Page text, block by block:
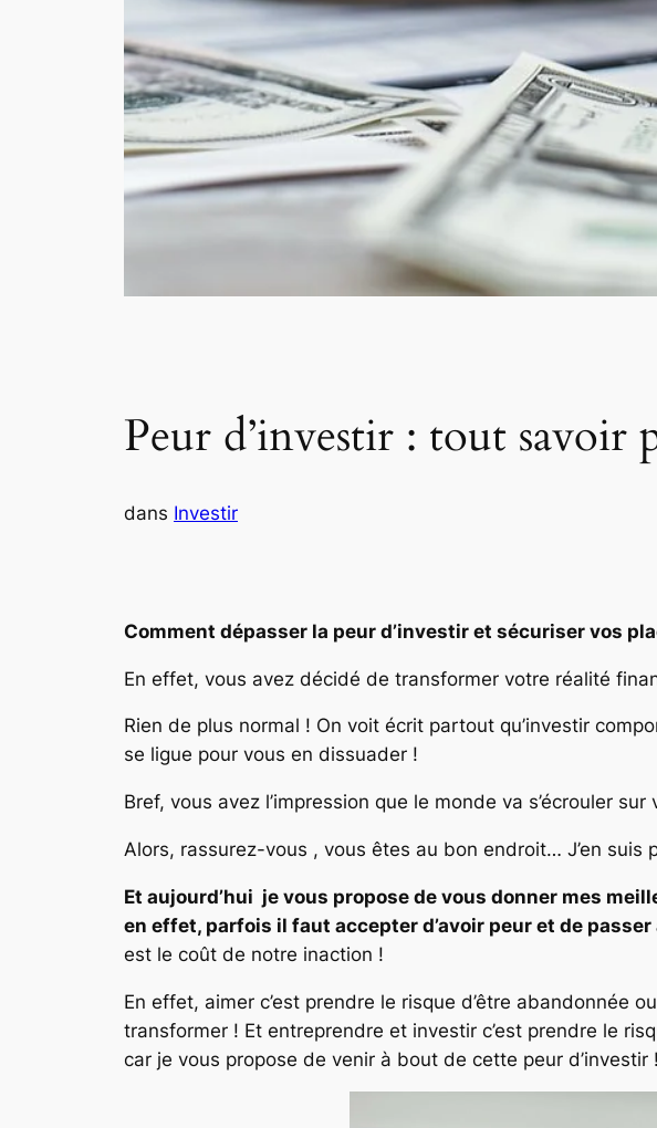
Peur d’investir : tout savoir
dans Investir
Comment dépasser la peur d’investir et sécuriser vos
En effet, vous avez décidé de transformer votre réalité
Rien de plus normal ! On voit écrit partout qu’investir
se ligue pour vous en dissuader !
Bref, vous avez l’impression que le monde va s’écrouler sur
Alors, rassurez-vous , vous êtes au bon endroit… J’en suis
Et aujourd’hui je vous propose de vous donner mes
en effet, parfois il faut accepter d’avoir peur et de passer
est le coût de notre inaction !
En effet, aimer c’est prendre le risque d’être abandonnée
transformer ! Et entreprendre et investir c’est prendre le
car je vous propose de venir à bout de cette peur d’investir !